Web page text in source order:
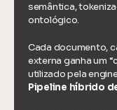
semântica,
ontológico.
Cada documento,
externa ganha um
utilizado pela
Pipeline híbrido